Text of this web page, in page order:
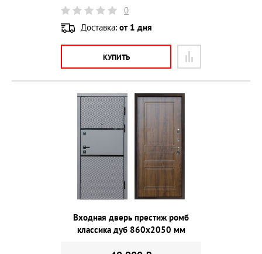
0
Доставка: от 1 дня
КУПИТЬ
Входная дверь престиж ромб
классика дуб 860х2050 мм